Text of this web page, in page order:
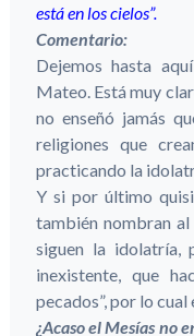
está en los cielos”.
Comentario:
Dejemos hasta
Mateo. Está muy
no enseñó jamás
religiones que
practicando la
Y si por último
también nombran al
siguen la idolatría,
inexistente, que
pecados”, por lo cual
¿Acaso el Mesías no